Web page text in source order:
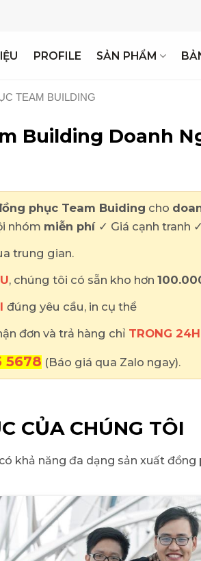
PROFILE SẢN PHẨM
TEAM BUILDING
Building Doanh
phục Team Buiding cho
nhóm miễn phí ✓ Giá cạnh tranh ✓
trung gian.
, chúng tôi có sẵn kho hơn
đúng yêu cầu, in cụ thể
đơn và trả hàng chỉ TRONG
5678 (Báo giá qua Zalo ngay).
CỦA CHÚNG TÔI
khả năng đa dạng sản xuất